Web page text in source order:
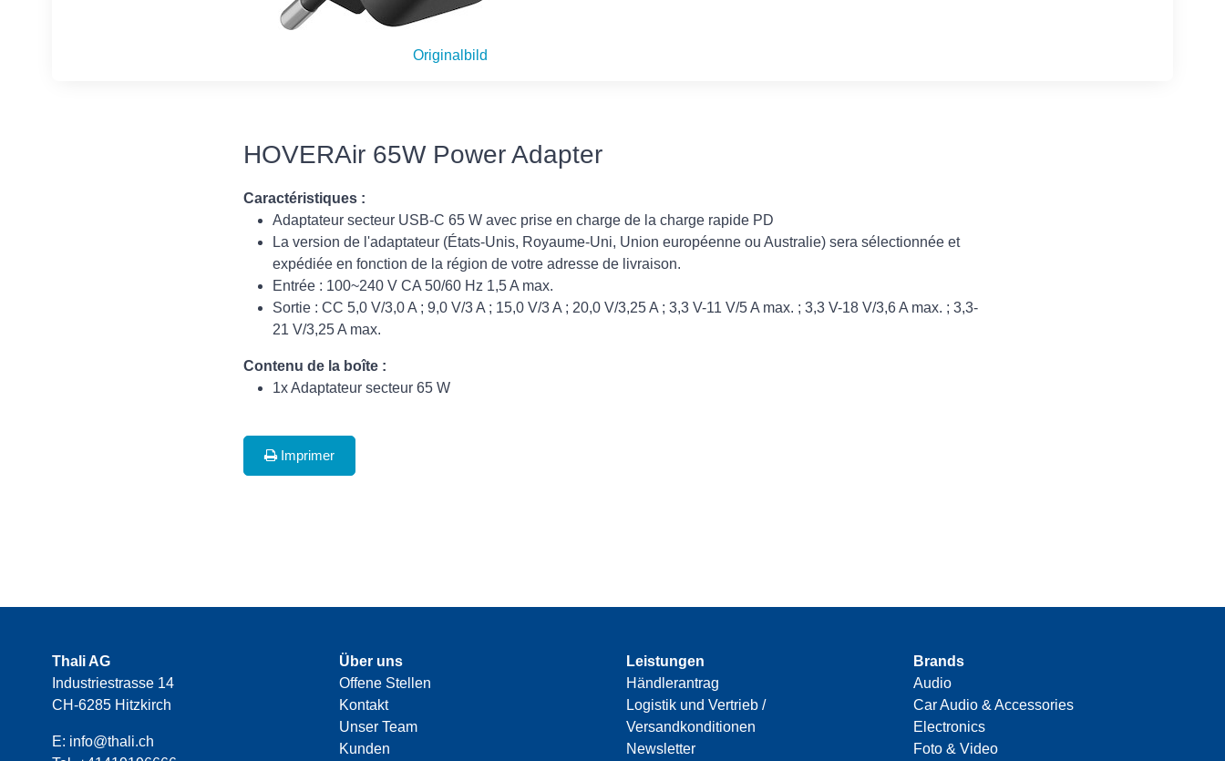
Originalbild
HOVERAir 65W Power Adapter
Caractéristiques :
Adaptateur secteur USB-C 65 W avec prise en charge de la charge rapide PD
La version de l'adaptateur (États-Unis, Royaume-Uni, Union européenne ou Australie) sera sélectionnée et
expédiée en fonction de la région de votre adresse de livraison.
Entrée : 100~240 V CA 50/60 Hz 1,5 A max.
Sortie : CC 5,0 V/3,0 A ; 9,0 V/3 A ; 15,0 V/3 A ; 20,0 V/3,25 A ; 3,3 V-11 V/5 A max. ; 3,3 V-18 V/3,6 A max. ; 3,3-
21 V/3,25 A max.
Contenu de la boîte :
1x Adaptateur secteur 65 W
Imprimer
Thali AG
Industriestrasse 14
CH-6285 Hitzkirch
E: info@thali.ch
Über uns
Offene Stellen
Kontakt
Unser Team
Kunden
Leistungen
Händlerantrag
Logistik und Vertrieb /
Versandkonditionen
Newsletter
Brands
Audio
Car Audio & Accessories
Electronics
Foto & Video